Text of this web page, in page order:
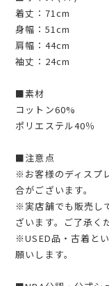
着丈：71cm
身幅：51cm
肩幅：44cm
袖丈：24cm
■素材
コットン60%
ポリエステル40％
■注意点
※お客様のディスプ
合がございます。
※実店舗でも販売し
ざいます。ご了承く
※USED品・古着と
願いします。